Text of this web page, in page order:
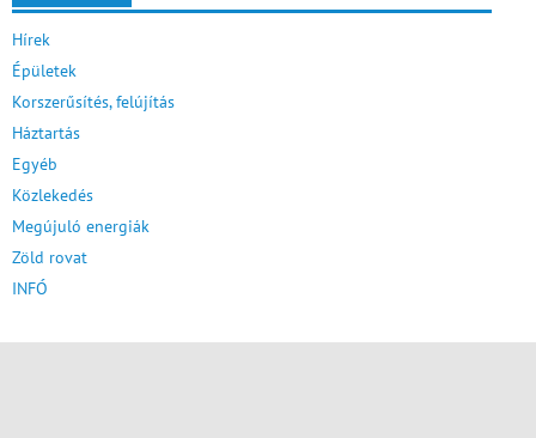
Hírek
Épületek
Korszerűsítés, felújítás
Háztartás
Egyéb
Közlekedés
Megújuló energiák
Zöld rovat
INFÓ